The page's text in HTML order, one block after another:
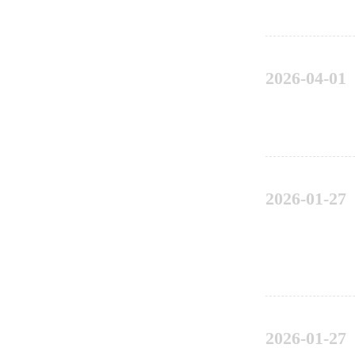
2026-04-01
2026-01-27
2026-01-27